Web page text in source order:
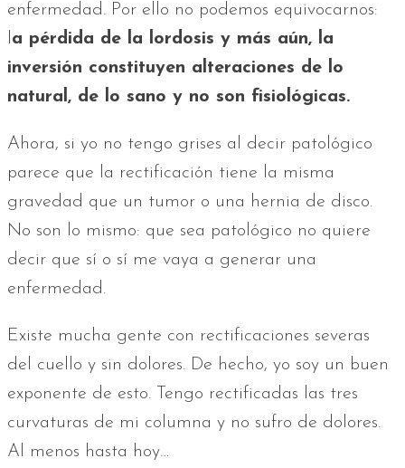
enfermedad. Por ello no podemos equivocarnos:
la pérdida de la lordosis y más aún, la
inversión constituyen alteraciones de lo
natural, de lo sano y no son fisiológicas.
Ahora, si yo no tengo grises al decir patológico
parece que la rectificación tiene la misma
gravedad que un tumor o una hernia de disco.
No son lo mismo: que sea patológico no quiere
decir que sí o sí me vaya a generar una
enfermedad.
Existe mucha gente con rectificaciones severas
del cuello y sin dolores. De hecho, yo soy un buen
exponente de esto. Tengo rectificadas las tres
curvaturas de mi columna y no sufro de dolores.
Al menos hasta hoy…